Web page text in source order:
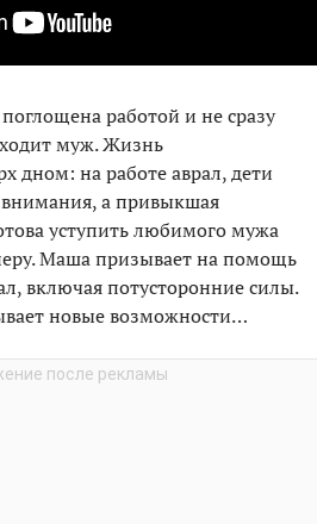
работой и не сразу
муж. Жизнь
дном: на работе аврал, дети
а привыкшая
уступить любимого мужа
Маша призывает на помощь
включая потусторонние силы.
новые возможности…